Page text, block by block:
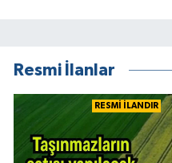
Resmi İlanlar
RESMİ İLANDIR